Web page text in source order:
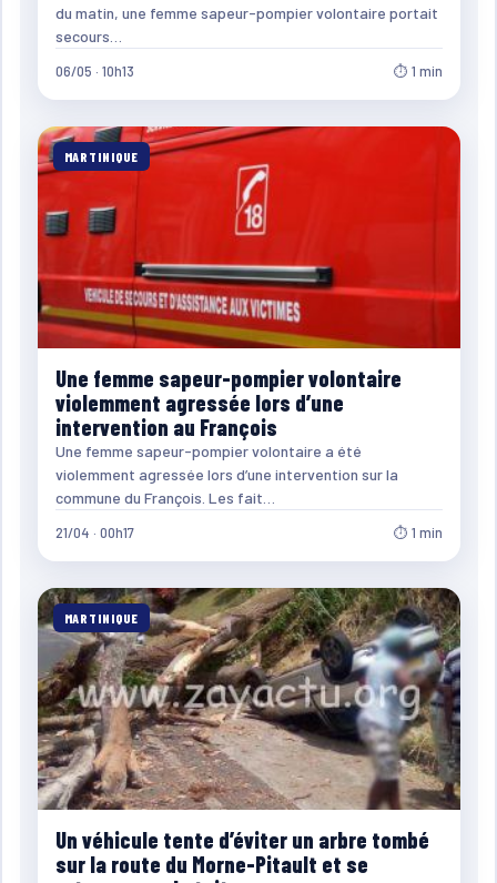
du matin, une femme sapeur-pompier volontaire portait
secours…
06/05 · 10h13 ⏱ 1 min
MARTINIQUE
Une femme sapeur-pompier volontaire
violemment agressée lors d’une
intervention au François
Une femme sapeur-pompier volontaire a été
violemment agressée lors d’une intervention sur la
commune du François. Les fait…
21/04 · 00h17 ⏱ 1 min
MARTINIQUE
Un véhicule tente d’éviter un arbre tombé
sur la route du Morne-Pitault et se